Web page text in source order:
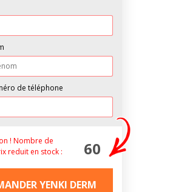
de téléphone
! Nombre de
reduit en stock : 60
YENKI DERM